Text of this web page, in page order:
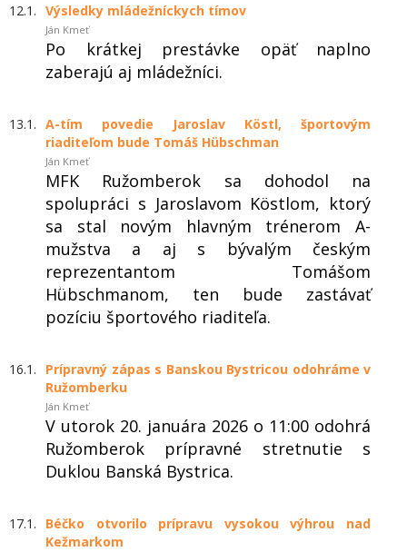
12.1. Výsledky mládežníckych tímov
Ján Kmeť
Po krátkej prestávke opäť naplno
zaberajú aj mládežníci.
13.1. A-tím povedie Jaroslav Köstl, športovým
riaditeľom bude Tomáš Hübschman
Ján Kmeť
MFK Ružomberok sa dohodol na
spolupráci s Jaroslavom Köstlom, ktorý
sa stal novým hlavným trénerom A-
mužstva a aj s bývalým českým
reprezentantom Tomášom
Hؗübschmanom, ten bude zastávať
pozíciu športového riaditeľa.
16.1.
Prípravný zápas s Banskou Bystricou odohráme v
Ružomberku
Ján Kmeť
V utorok 20. januára 2026 o 11:00 odohrá
Ružomberok prípravné stretnutie s
Duklou Banská Bystrica.
17.1.
Béčko otvorilo prípravu vysokou výhrou nad
Kežmarkom